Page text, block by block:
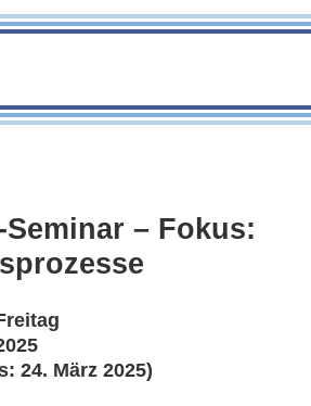
Seminar – Fokus:
24. März 2025)